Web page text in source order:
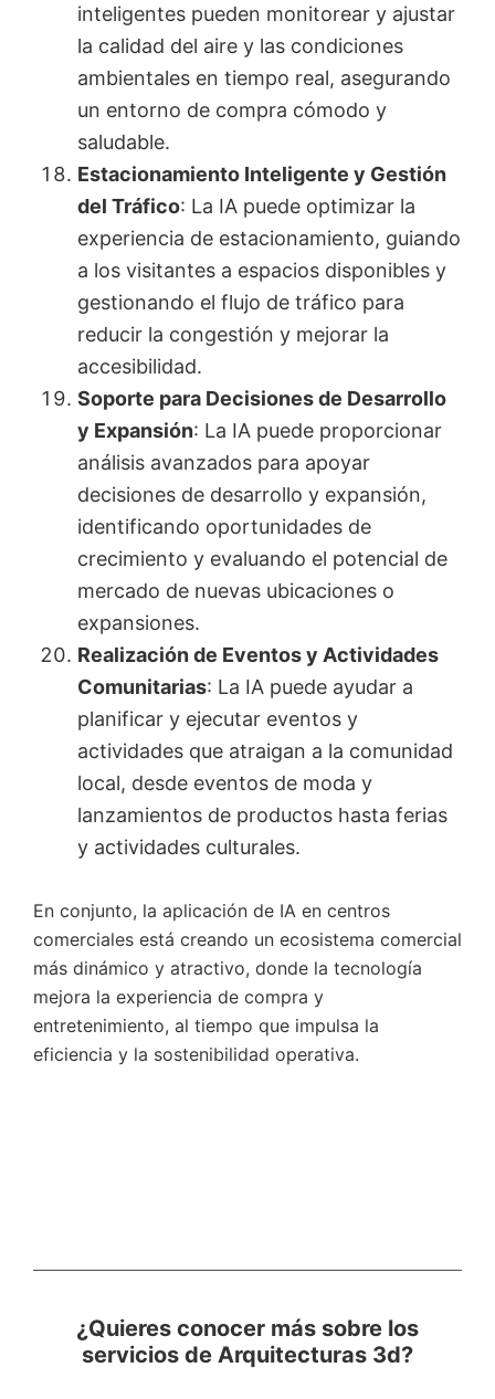
inteligentes pueden monitorear y ajustar
la calidad del aire y las condiciones
ambientales en tiempo real, asegurando
un entorno de compra cómodo y
saludable.
Estacionamiento Inteligente y Gestión
del Tráfico: La IA puede optimizar la
experiencia de estacionamiento, guiando
a los visitantes a espacios disponibles y
gestionando el flujo de tráfico para
reducir la congestión y mejorar la
accesibilidad.
Soporte para Decisiones de Desarrollo
y Expansión: La IA puede proporcionar
análisis avanzados para apoyar
decisiones de desarrollo y expansión,
identificando oportunidades de
crecimiento y evaluando el potencial de
mercado de nuevas ubicaciones o
expansiones.
Realización de Eventos y Actividades
Comunitarias: La IA puede ayudar a
planificar y ejecutar eventos y
actividades que atraigan a la comunidad
local, desde eventos de moda y
lanzamientos de productos hasta ferias
y actividades culturales.
En conjunto, la aplicación de IA en centros
comerciales está creando un ecosistema comercial
más dinámico y atractivo, donde la tecnología
mejora la experiencia de compra y
entretenimiento, al tiempo que impulsa la
eficiencia y la sostenibilidad operativa.
¿Quieres conocer más sobre los
servicios de Arquitecturas 3d?